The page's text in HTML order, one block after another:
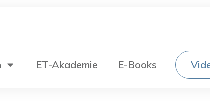
ET-Akademie E-Books